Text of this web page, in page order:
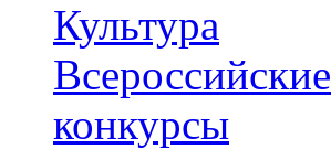
Культура
Всероссийские
конкурсы